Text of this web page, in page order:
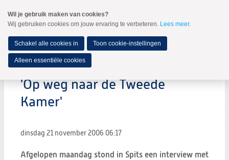
naar
Spring
de
inhoud
Spring
naar
hoofdmenu
MENU
'Op weg naar de Tweede
Kamer'
dinsdag 21 november 2006 06:17
Afgelopen maandag stond in Spits een interview met
Wil je gebruik maken van cookies?
Wij gebruiken cookies om jouw ervaring te verbeteren. Lees meer.
Schakel alle cookies in Toon cookie-instellingen
Alleen essentiële cookies